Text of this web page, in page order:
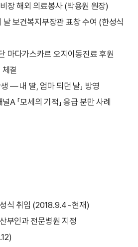
장 해외 의료봉사 (박용원 원장)
보건복지부장관 표창 수여 (한성식
마다가스카르 오지이동진료 후원
결
— 내 딸, 엄마 되던 날」 방영
A 「모세의 기적」 응급 분만 사례
식 취임 (2018.9.4~현재)
부인과 전문병원 지정